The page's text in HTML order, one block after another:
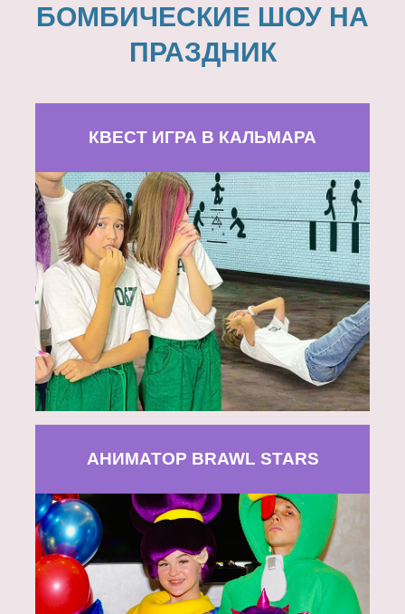
БОМБИЧЕСКИЕ ШОУ НА
ПРАЗДНИК
КВЕСТ ИГРА В КАЛЬМАРА
АНИМАТОР BRAWL STARS